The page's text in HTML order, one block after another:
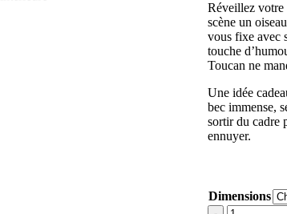
Réveillez votre
scène un
vous fixe avec
touche
Toucan ne
Une idée
bec immense,
sortir du cadre
ennuyer.
Dimensions